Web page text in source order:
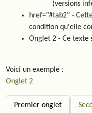
(versions
href="#tab2" -
condition qu'elle
Onglet 2 - Ce texte
Voici un exemple :
Onglet 2
Premier onglet